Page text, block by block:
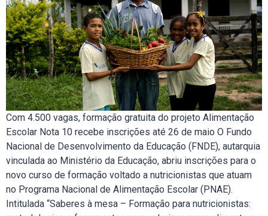
Com 4.500 vagas, formação gratuita do projeto Alimentação
Escolar Nota 10 recebe inscrições até 26 de maio O Fundo
Nacional de Desenvolvimento da Educação (FNDE), autarquia
vinculada ao Ministério da Educação, abriu inscrições para o
novo curso de formação voltado a nutricionistas que atuam
no Programa Nacional de Alimentação Escolar (PNAE).
Intitulada “Saberes à mesa – Formação para nutricionistas: